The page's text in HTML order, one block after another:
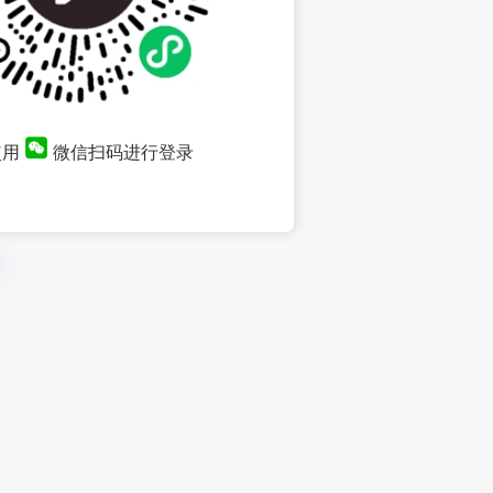
微信扫码进行登录